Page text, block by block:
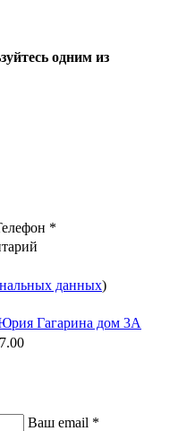
одним из
*
данных)
Гагарина дом 3А
Ваш email *